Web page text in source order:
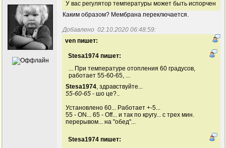
У вас регулятор температуры может быть испорчен
Каким образом? Мембрана переключается.
Добавлено 02.10.2020 06:48:59:
ven пишет:
Stesa1974 пишет:
... При температуре отопления 60 градусов,
работает 55-60-65, ...
Stesa1974, здравствуйте...
55-60-65 - шо це?..
Установлено 60... Работает +-5...
55 - ON... 65 - Off... и так по кругу... с трех мин.
перерывом... на "обед"...
Stesa1974 пишет: